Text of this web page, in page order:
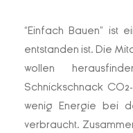
“Einfach Bauen” ist
entstanden ist. Die
wollen
Schnickschnack
wenig Energie bei
verbraucht.